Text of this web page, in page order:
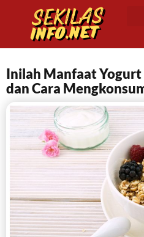
Inilah Manfaat
dan Cara